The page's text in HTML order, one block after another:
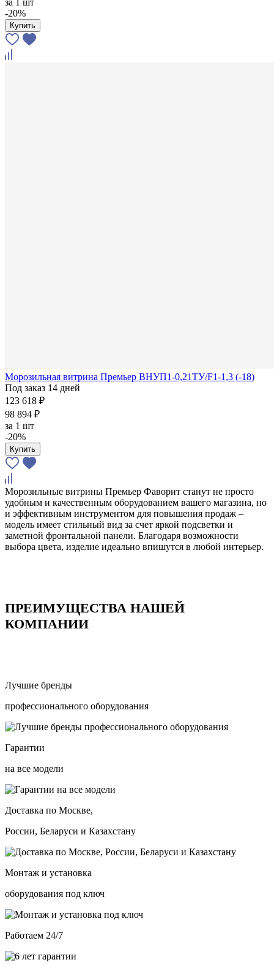
-20%
Купить
Морозильная витрина Премьер ВНУП1-0,21ТУ/F1-1,3 (-18)
Под заказ 14 дней
123 618 ₽
98 894 ₽
за 1 шт
-20%
Купить
Морозильные витрины Премьер Фаворит станут не просто
удобным и качественным оборудованием вашего магазина, но
и эффективным инструментом для повышения продаж –
модель имеет стильный вид за счет яркой подсветки и
заметной фронтальной панели. Благодаря возможности
выбора цвета, изделие идеально впишутся в любой интерьер.
ПРЕИМУЩЕСТВА НАШЕЙ
КОМПАНИИ
Лучшие бренды
профессионального оборудования
Гарантии
на все модели
Доставка по Москве,
России, Беларуси и Казахстану
Монтаж и установка
оборудования под ключ
Работаем 24/7